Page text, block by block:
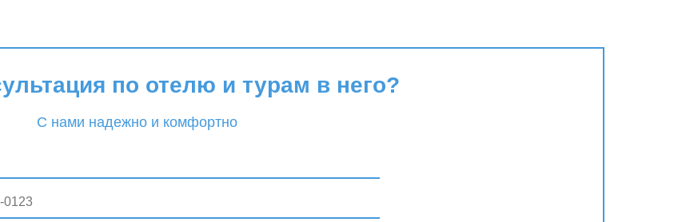
по отелю и турам в него?
С нами надежно и комфортно